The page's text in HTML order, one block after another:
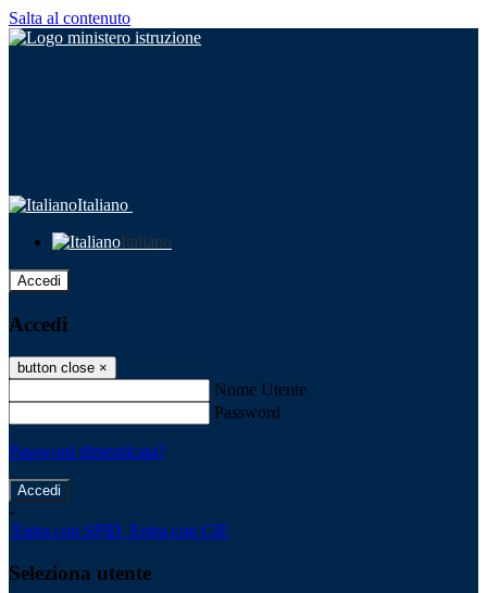
Salta al contenuto
Italiano
Italiano
Accedi
Accedi
button close ×
Nome Utente
Password
Password dimenticata?
-
Entra con SPID Entra con CIE
Seleziona utente